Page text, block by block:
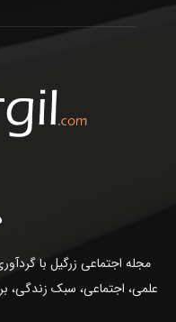
مجله اجتماعی زرگیل با
علمی، اجتماعی، سبک زندگی،